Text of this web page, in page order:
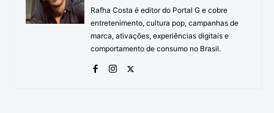
Rafha Costa é editor do Portal G e cobre
entretenimento, cultura pop, campanhas de
marca, ativações, experiências digitais e
comportamento de consumo no Brasil.